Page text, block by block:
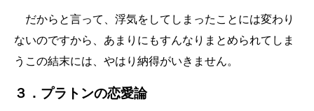
だからと言って、浮気をしてしまったことには変わり
ないのですから、あまりにもすんなりまとめられてしま
うこの結末には、やはり納得がいきません。
３．プラトンの恋愛論